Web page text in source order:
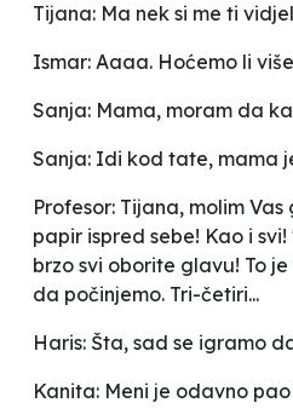
Tijana: Ma nek si me ti
Ismar: Aaaa. Hoćemo li
Sanja: Mama, moram da
Sanja: Idi kod tate, mama
Profesor: Tijana, molim
papir ispred sebe! Kao i
brzo svi oborite glavu! To
da počinjemo. Tri-četiri...
Haris: Šta, sad se igramo
Kanita: Meni je odavno